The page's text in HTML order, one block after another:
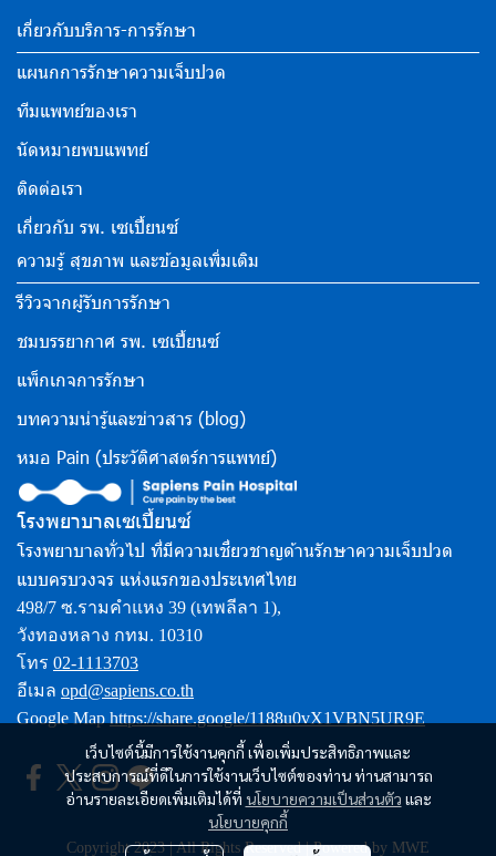
เว็บไซต์นี้มีการใช้งานคุกกี้ เพื่อเพิ่มประสิทธิภาพและ
ประสบการณ์ที่ดีในการใช้งานเว็บไซต์ของท่าน ท่านสามารถ
อ่านรายละเอียดเพิ่มเติมได้ที่ นโยบายความเป็นส่วนตัว และ
นโยบายคุกกี้
เกี่ยวกับบริการ-การรักษา
แผนกการรักษาความเจ็บปวด
ทีมแพทย์ของเรา
นัดหมายพบแพทย์
ติดต่อเรา
เกี่ยวกับ รพ. เซเปี้ยนซ์
ความรู้ สุขภาพ และข้อมูลเพิ่มเติม
รีวิวจากผู้รับการรักษา
ชมบรรยากาศ รพ. เซเปี้ยนซ์
แพ็กเกจการรักษา
บทความน่ารู้และข่าวสาร (blog)
หมอ Pain (ประวัติศาสตร์การแพทย์)
โรงพยาบาลเซเปี้ยนซ์
โรงพยาบาลทั่วไป ที่มีความเชี่ยวชาญด้านรักษาความเจ็บปวด
แบบครบวงจร แห่งแรกของประเทศไทย
498/7 ซ.รามคำแหง 39 (เทพลีลา 1),
วังทองหลาง กทม. 10310
โทร 02-1113703
อีเมล opd@sapiens.co.th
Google Map https://share.google/1188u0vX1VBN5UR9E
Copyright 2023 | All Rights Reserved | Powered by MWE